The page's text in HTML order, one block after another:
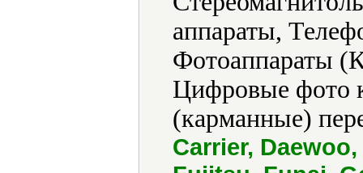
аппараты,
Фотоаппараты
Цифровые фото
(карманные)
Carrier,